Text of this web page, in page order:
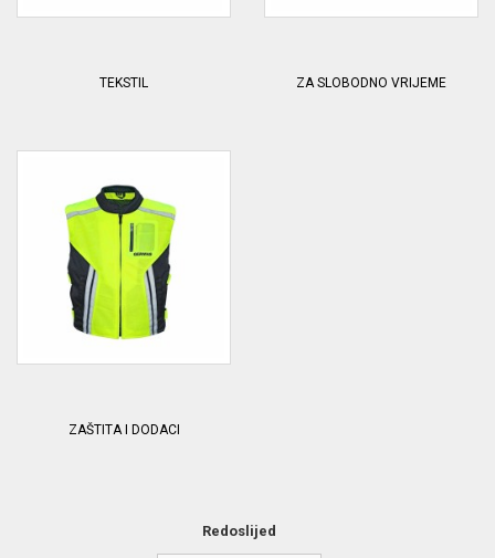
TEKSTIL ZA SLOBODNO VRIJEME
ZAŠTITA I DODACI
Redoslijed